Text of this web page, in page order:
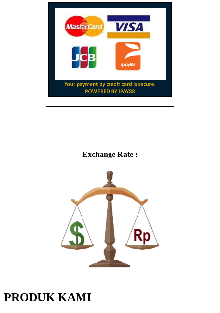
Exchange Rate :
PRODUK KAMI